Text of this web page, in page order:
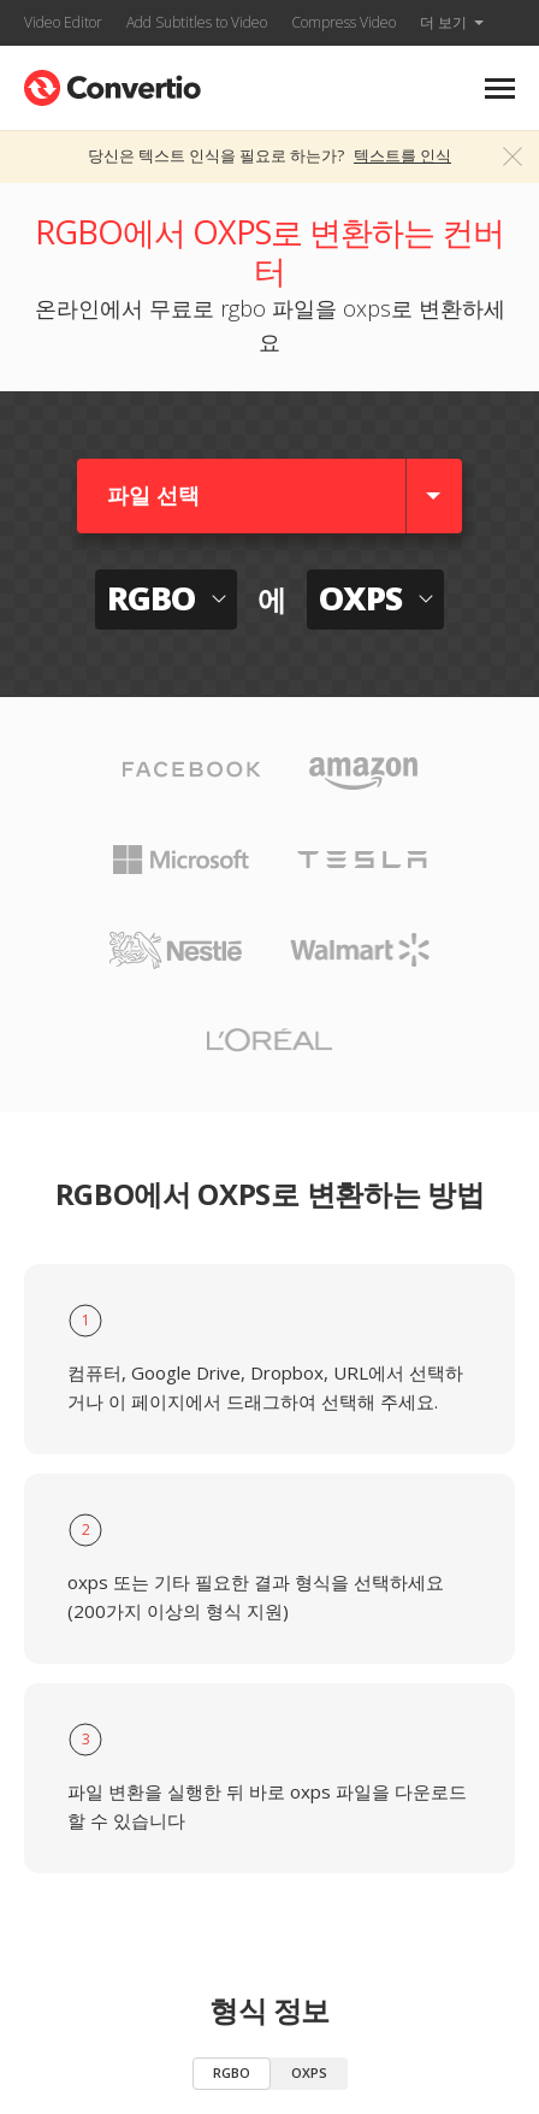
Video Editor Add Subtitles to Video Compress Video 더 보기
당신은 텍스트 인식을 필요로 하는가? 텍스트를 인식
RGBO에서 OXPS로 변환하는 컨버
터
온라인에서 무료로 rgbo 파일을 oxps로 변환하세
요
파일 선택
RGBO 에 OXPS
RGBO에서 OXPS로 변환하는 방법
1
컴퓨터, Google Drive, Dropbox, URL에서 선택하
거나 이 페이지에서 드래그하여 선택해 주세요.
2
oxps 또는 기타 필요한 결과 형식을 선택하세요
(200가지 이상의 형식 지원)
3
파일 변환을 실행한 뒤 바로 oxps 파일을 다운로드
할 수 있습니다
형식 정보
RGBO OXPS